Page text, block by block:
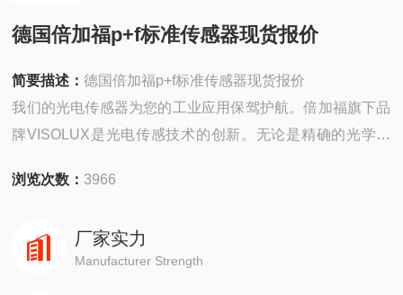
德国倍加福p+f标准传感器现货报价
简要描述：德国倍加福p+f标准传感器现货报价
我们的光电传感器为您的工业应用保驾护航。倍加福旗下品
牌VISOLUX是光电传感技术的创新。无论是精确的光学定
范围涵盖了各个行业。
浏览次数：3966
厂家实力
Manufacturer Strength